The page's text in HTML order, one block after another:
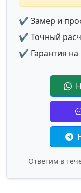
✔ Замер и
✔ Точный
✔ Гарантия
Ответим в